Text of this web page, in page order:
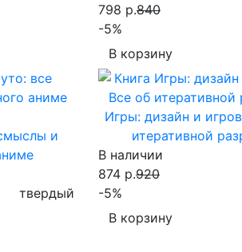
798 р.840
-5%
В корзину
и
твердый
Игры: дизайн и
итеративной
В наличии
874 р.920
-5%
В корзину